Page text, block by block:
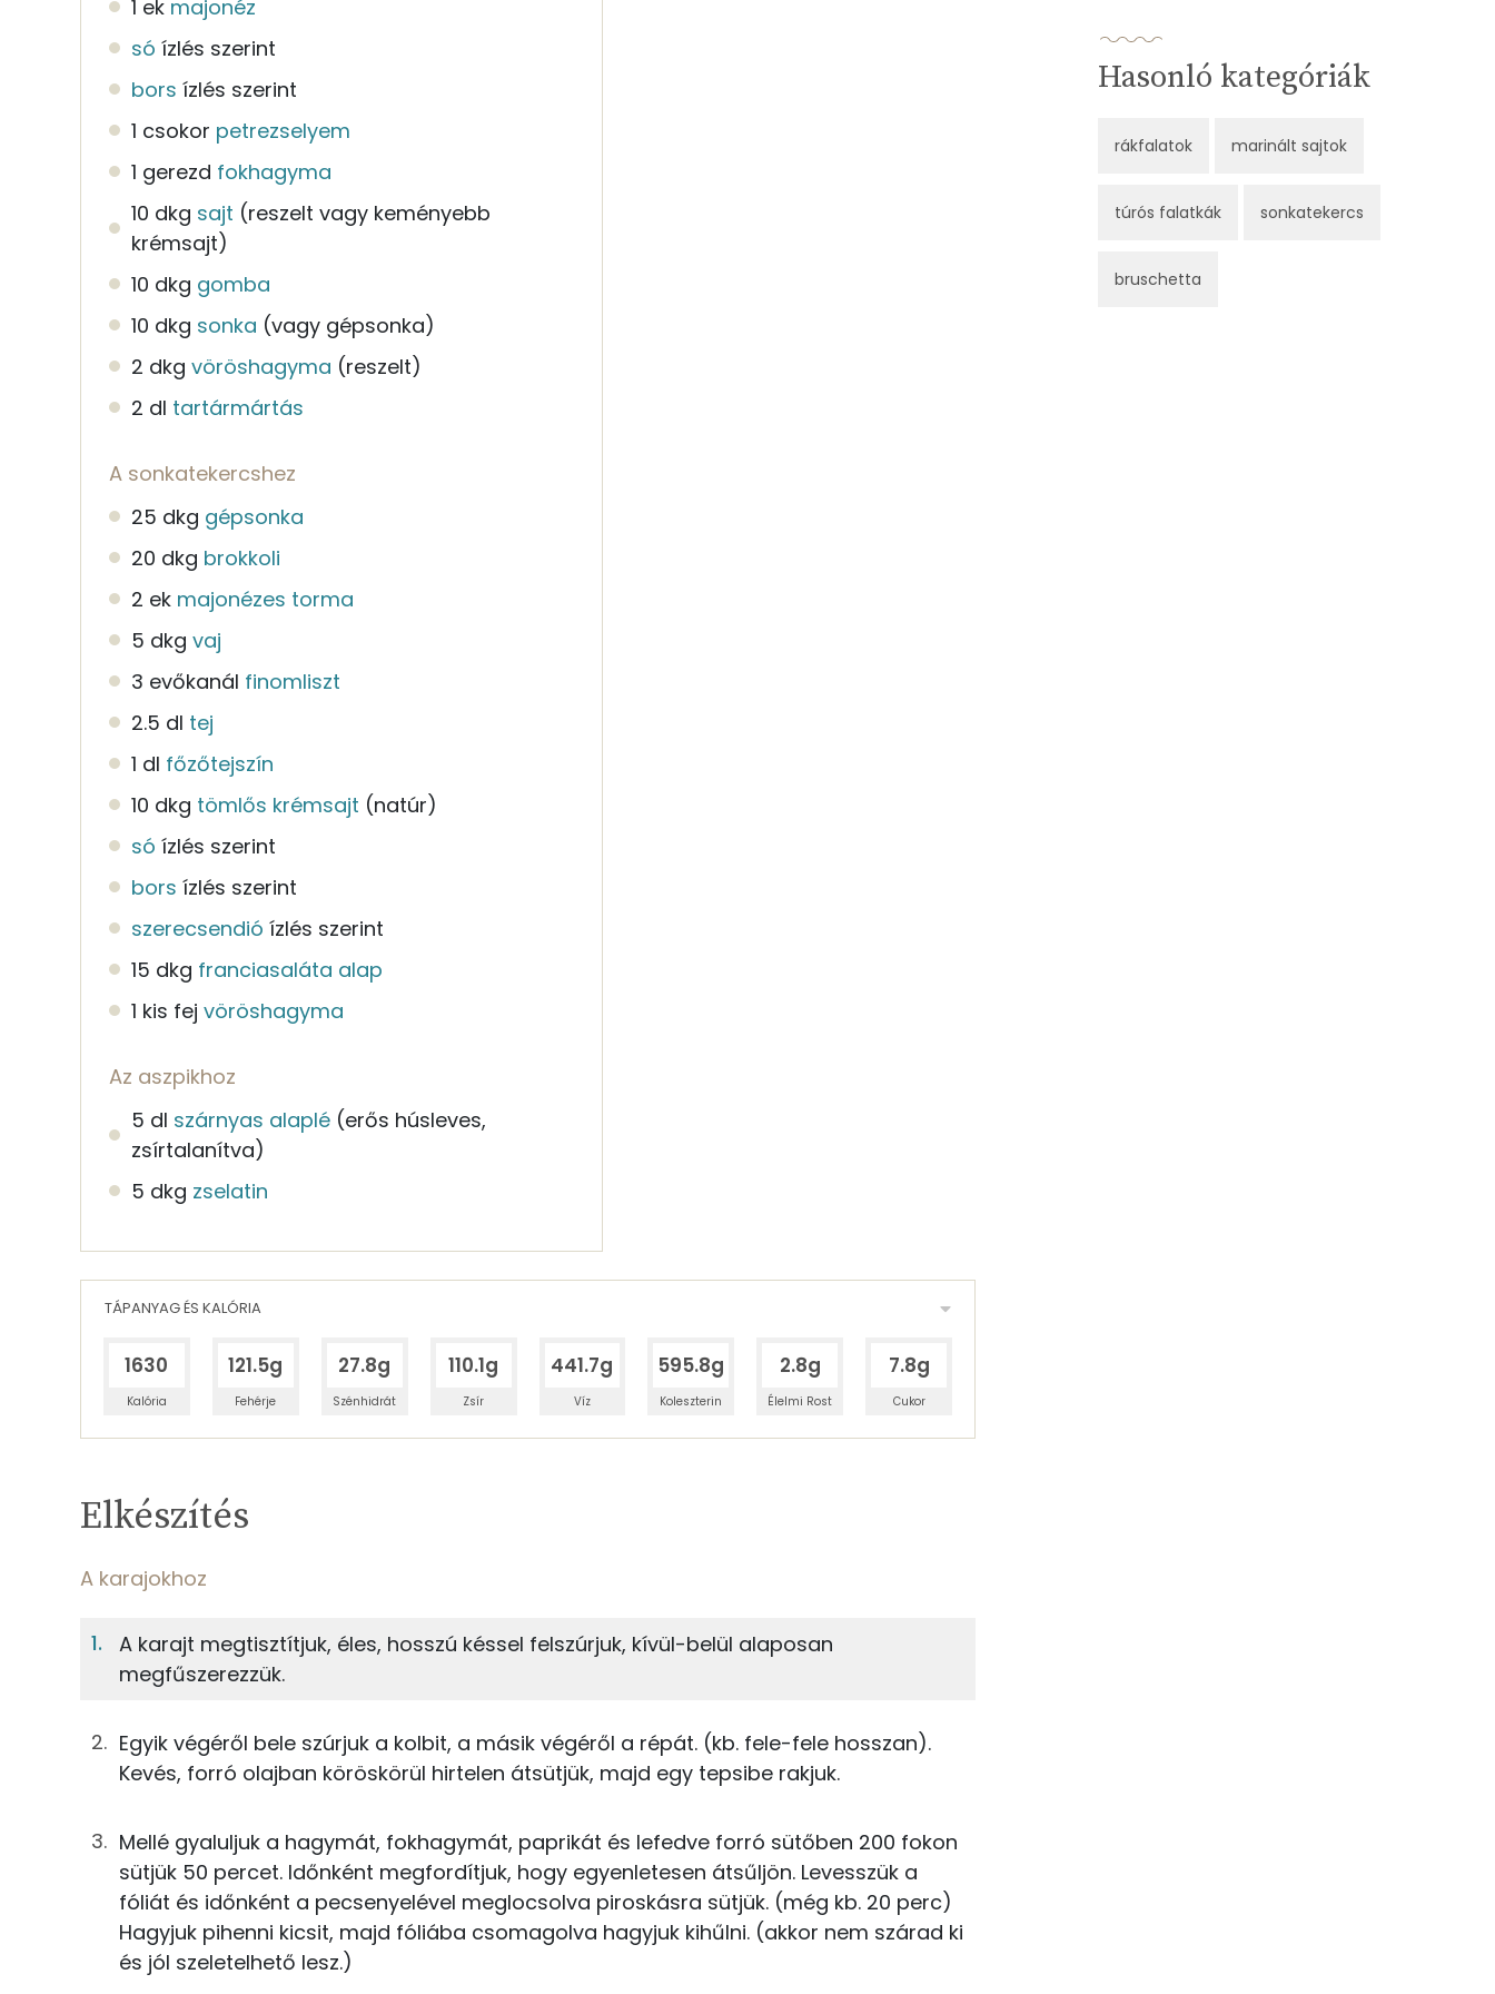
1 ek majonéz
só ízlés szerint
bors ízlés szerint
1 csokor petrezselyem
1 gerezd fokhagyma
10 dkg sajt (reszelt vagy keményebb
krémsajt)
10 dkg gomba
10 dkg sonka (vagy gépsonka)
2 dkg vöröshagyma (reszelt)
2 dl tartármártás
A sonkatekercshez
25 dkg gépsonka
20 dkg brokkoli
2 ek majonézes torma
5 dkg vaj
3 evőkanál finomliszt
2.5 dl tej
1 dl főzőtejszín
10 dkg tömlős krémsajt (natúr)
só ízlés szerint
bors ízlés szerint
szerecsendió ízlés szerint
15 dkg franciasaláta alap
1 kis fej vöröshagyma
Az aszpikhoz
5 dl szárnyas alaplé (erős húsleves,
zsírtalanítva)
5 dkg zselatin
TÁPANYAG ÉS KALÓRIA
1630
Kalória
121.5g
Fehérje
27.8g
Szénhidrát
110.1g
Zsír
441.7g
Víz
595.8g
Koleszterin
2.8g
Élelmi Rost
7.8g
Cukor
333gsertés rövidkaraj
4gfokhagyma
28g sárgarépa
10 kcal
0g só
0 kcal
0g bors
TÁPANYAGTARTALOM
Fehérje
Szénhidrát
Zsír
Víz
Nátrium
Kálcium
Szelén
Magnézium
Kolin:
Niacin - B3 vitamin:
E vitamin:
Elkészítés
A karajokhoz
A karajt megtisztítjuk, éles, hosszú késsel felszúrjuk, kívül-belül alaposan
megfűszerezzük.
Egyik végéről bele szúrjuk a kolbit, a másik végéről a répát. (kb. fele-fele hosszan).
Kevés, forró olajban köröskörül hirtelen átsütjük, majd egy tepsibe rakjuk.
Mellé gyaluljuk a hagymát, fokhagymát, paprikát és lefedve forró sütőben 200 fokon
sütjük 50 percet. Időnként megfordítjuk, hogy egyenletesen átsűljön. Levesszük a
fóliát és időnként a pecsenyelével meglocsolva piroskásra sütjük. (még kb. 20 perc)
Hagyjuk pihenni kicsit, majd fóliába csomagolva hagyjuk kihűlni. (akkor nem szárad ki
és jól szeletelhető lesz.)
Hasonló kategóriák
rákfalatok marinált sajtok
túrós falatkák sonkatekercs
bruschetta